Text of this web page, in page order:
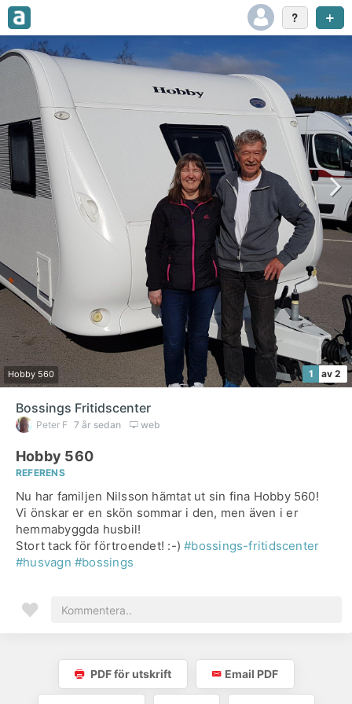
Hobby 560 1 av 2
Bossings Fritidscenter
Peter F 7 år sedan web
Hobby 560
REFERENS
Nu har familjen Nilsson hämtat ut sin fina Hobby 560!
Vi önskar er en skön sommar i den, men även i er
hemmabyggda husbil!
Stort tack för förtroendet! :-)#bossings-fritidscenter
#husvagn #bossings
PDF för utskrift Email PDF